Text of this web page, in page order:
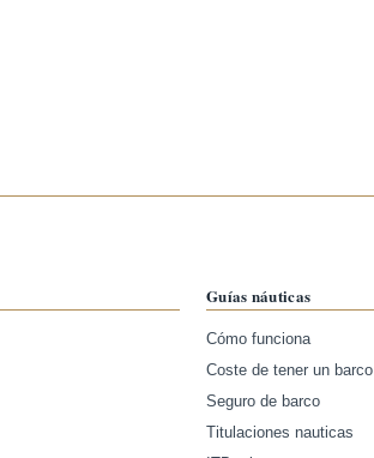
Guías náuticas
Cómo funciona
Coste de tener un barco
Seguro de barco
Titulaciones nauticas